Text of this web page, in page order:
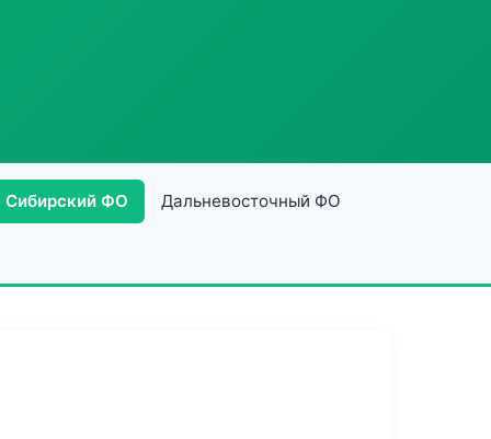
Сибирский ФО Дальневосточный ФО